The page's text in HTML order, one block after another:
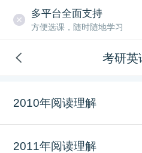
多平台全面支持
方便选课，随时随地学习
考研英
2010年阅读理解
2011年阅读理解